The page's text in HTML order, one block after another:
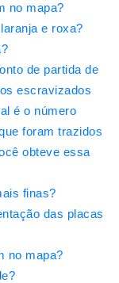
no mapa?
e roxa?
de partida de
escravizados
é o número
foram trazidos
obteve essa
finas?
das placas
no mapa?